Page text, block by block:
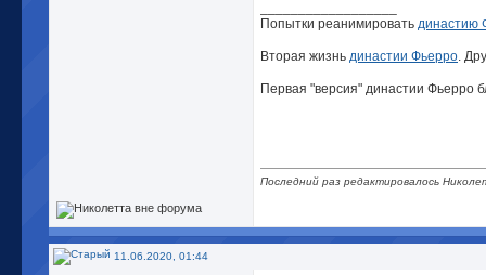
Попытки реанимировать династию
Вторая жизнь династии Фьерро.
Первая "версия" династии Фьерро
Последний раз редактировалось
11.06.2020, 01:44